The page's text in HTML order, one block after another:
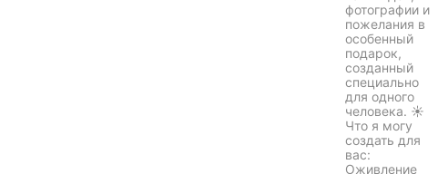
фотографии и
пожелания в
особенный
подарок,
созданный
специально
для одного
человека. ☀️
Что я могу
создать для
вас:
Оживление